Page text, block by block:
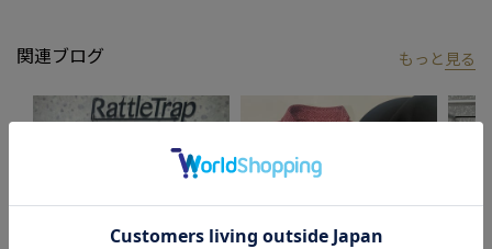
関連ブログ もっと 見る